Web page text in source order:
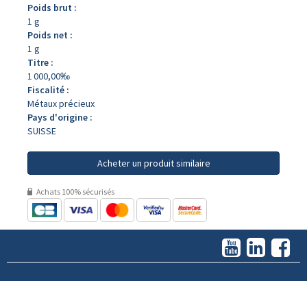
Poids brut :
1 g
Poids net :
1 g
Titre :
1 000,00‰
Fiscalité :
Métaux précieux
Pays d'origine :
SUISSE
Acheter un produit similaire
Achats 100% sécurisés